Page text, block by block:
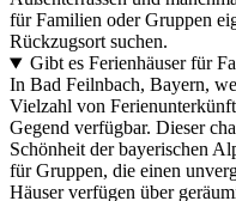
für Familien oder Gruppen
Rückzugsort suchen.
Gibt es Ferienhäuser für
In Bad Feilnbach, Bayern,
Vielzahl von
Gegend verfügbar. Dieser
Schönheit der bayerischen
für Gruppen, die einen
Häuser verfügen über